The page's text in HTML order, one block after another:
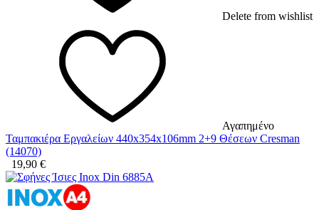
Delete from wishlist
Αγαπημένο
Ταμπακιέρα Εργαλείων 440x354x106mm 2+9 Θέσεων Cresman
(14070)
19,90 €